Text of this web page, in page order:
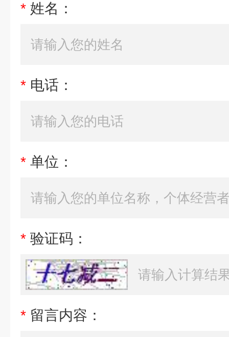
* 姓名：
* 电话：
* 单位：
* 验证码：
* 留言内容：